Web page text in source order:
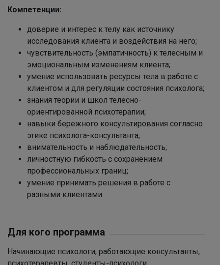
Компетенции:
доверие и интерес к телу как источнику
исследования клиента и воздействия на него;
чувствительность (эмпатичность) к телесным и
эмоциональным изменениям клиента;
умение использовать ресурсы тела в работе с
клиентом и для регуляции состояния психолога;
знания теории и школ телесно-
ориентированной психотерапии;
навыки бережного консультирования согласно
этике психолога-консультанта;
внимательность и наблюдательность;
личностную гибкость с сохранением
профессиональных границ;
умение принимать решения в работе с
разными клиентами.
Для кого программа
Начинающие психологи, работающие консультанты,